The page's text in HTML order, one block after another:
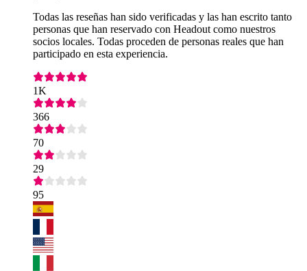
Todas las reseñas han sido verificadas y las han escrito tanto
personas que han reservado con Headout como nuestros
socios locales. Todas proceden de personas reales que han
participado en esta experiencia.
1K
366
70
29
95